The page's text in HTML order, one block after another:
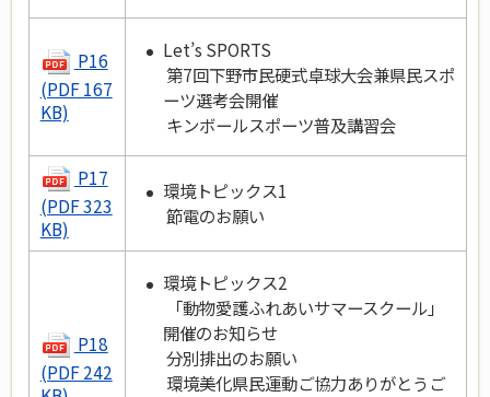
P16
(PDF 167
KB)
Let’s SPORTS
第7回下野市民硬式卓球大会兼県民スポ
ーツ選考会開催
キンボールスポーツ普及講習会
P17
(PDF 323
KB)
環境トピックス1
節電のお願い
P18
(PDF 242
環境トピックス2
「動物愛護ふれあいサマースクール」
開催のお知らせ
分別排出のお願い
環境美化県民運動ご協力ありがとうご